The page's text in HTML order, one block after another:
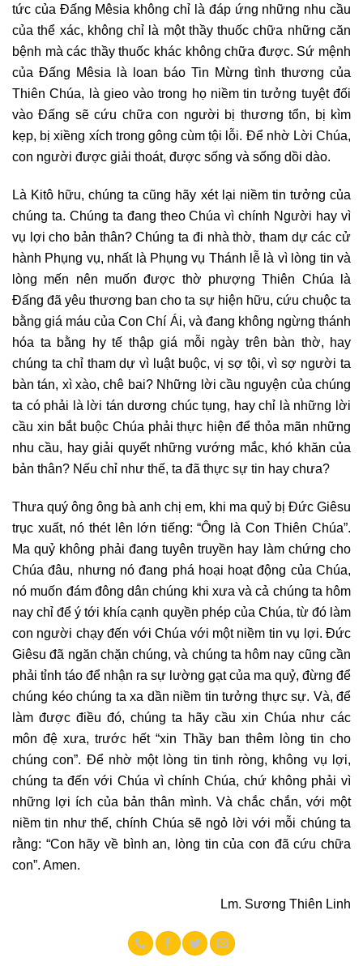
tức của Đấng Mêsia không chỉ là đáp ứng những nhu cầu
của thể xác, không chỉ là một thầy thuốc chữa những căn
bệnh mà các thầy thuốc khác không chữa được. Sứ mệnh
của Đấng Mêsia là loan báo Tin Mừng tình thương của
Thiên Chúa, là gieo vào trong họ niềm tin tưởng tuyệt đối
vào Đấng sẽ cứu chữa con người bị thương tổn, bị kìm
kẹp, bị xiềng xích trong gông cùm tội lỗi. Để nhờ Lời Chúa,
con người được giải thoát, được sống và sống dồi dào.
Là Kitô hữu, chúng ta cũng hãy xét lại niềm tin tưởng của
chúng ta. Chúng ta đang theo Chúa vì chính Người hay vì
vụ lợi cho bản thân? Chúng ta đi nhà thờ, tham dự các cử
hành Phụng vụ, nhất là Phụng vụ Thánh lễ là vì lòng tin và
lòng mến nên muốn được thờ phượng Thiên Chúa là
Đấng đã yêu thương ban cho ta sự hiện hữu, cứu chuộc ta
bằng giá máu của Con Chí Ái, và đang không ngừng thánh
hóa ta bằng hy tế thập giá mỗi ngày trên bàn thờ, hay
chúng ta chỉ tham dự vì luật buộc, vị sợ tội, vì sợ người ta
bàn tán, xì xào, chê bai? Những lời cầu nguyện của chúng
ta có phải là lời tán dương chúc tụng, hay chỉ là những lời
cầu xin bắt buộc Chúa phải thực hiện để thỏa mãn những
nhu cầu, hay giải quyết những vướng mắc, khó khăn của
bản thân? Nếu chỉ như thế, ta đã thực sự tin hay chưa?
Thưa quý ông ông bà anh chị em, khi ma quỷ bị Đức Giêsu
trục xuất, nó thét lên lớn tiếng: “Ông là Con Thiên Chúa”.
Ma quỷ không phải đang tuyên truyền hay làm chứng cho
Chúa đâu, nhưng nó đang phá hoại hoạt động của Chúa,
nó muốn đám đông dân chúng khi xưa và cả chúng ta hôm
nay chỉ để ý tới khía cạnh quyền phép của Chúa, từ đó làm
con người chạy đến với Chúa với một niềm tin vụ lợi. Đức
Giêsu đã ngăn chặn chúng, và chúng ta hôm nay cũng cần
phải tỉnh táo để nhận ra sự lường gạt của ma quỷ, đừng để
chúng kéo chúng ta xa dần niềm tin tưởng thực sự. Và, để
làm được điều đó, chúng ta hãy cầu xin Chúa như các
môn đệ xưa, trước hết “xin Thầy ban thêm lòng tin cho
chúng con”. Để nhờ một lòng tin tinh ròng, không vụ lợi,
chúng ta đến với Chúa vì chính Chúa, chứ không phải vì
những lợi ích của bản thân mình. Và chắc chắn, với một
niềm tin như thế, chính Chúa sẽ ngỏ lời với mỗi chúng ta
rằng: “Con hãy về bình an, lòng tin của con đã cứu chữa
con”. Amen.
Lm. Sương Thiên Linh